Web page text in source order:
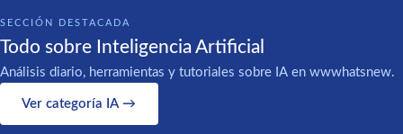
SECCIÓN DESTACADA
Todo sobre Inteligencia Artificial
Análisis diario, herramientas y tutoriales sobre IA en wwwhatsnew.
Ver categoría IA →